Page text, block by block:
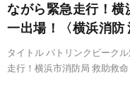
ながら緊急走行！横
一出場！〈横浜消防
タイトル パトリンクビーク
走行！横浜市消防局 救助救